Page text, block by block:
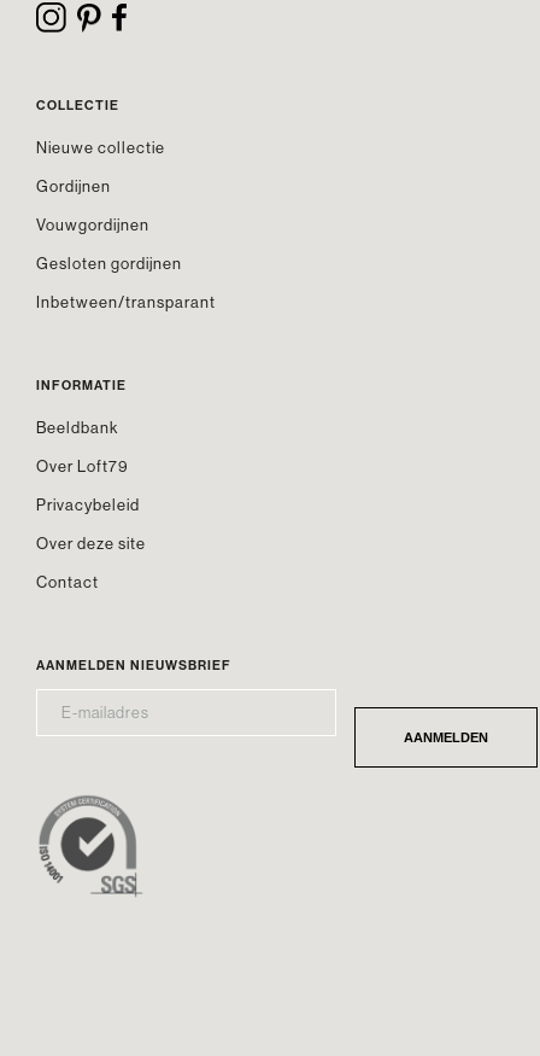
COLLECTIE
Nieuwe collectie
Gordijnen
Vouwgordijnen
Gesloten gordijnen
Inbetween/transparant
INFORMATIE
Beeldbank
Over Loft79
Privacybeleid
Over deze site
Contact
AANMELDEN NIEUWSBRIEF
MAILADRES* AANMELDEN